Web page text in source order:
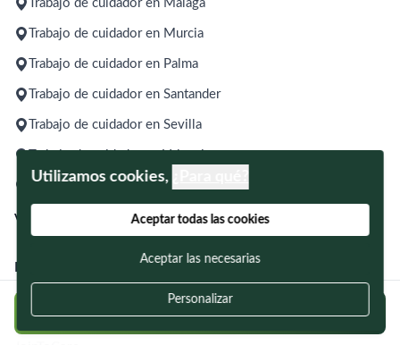
Regístrate y postúlate a ofertas en tu zona
Utilizamos cookies,
Aceptar todas las cookies
Aceptar las necesarias
Personalizar
Trabajo de cuidador en Málaga
Trabajo de cuidador en Murcia
Trabajo de cuidador en Palma
Trabajo de cuidador en Santander
Trabajo de cuidador en Sevilla
Trabajo de cuidador en Zaragoza
Ver todas las ubicaciones
Disponemos de cuidadores en los siguientes servicios:
Cuidadores por horas